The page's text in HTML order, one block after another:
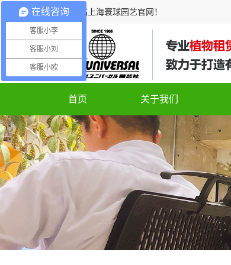
欢迎光临上海寰球园艺官网！
首页 关于我们
在线咨询
客服小李
客服小刘
客服小欧